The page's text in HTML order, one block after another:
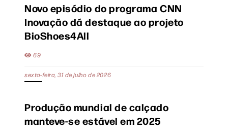
Novo episódio do programa CNN
Inovação dá destaque ao projeto
BioShoes4All
69
sexta-feira, 31 de julho de 2026
Produção mundial de calçado
manteve-se estável em 2025